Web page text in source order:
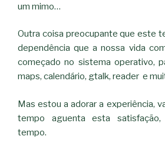
um mimo…
Outra coisa preocupante que este
dependência que a nossa vida
começado no sistema operativo,
maps, calendário, gtalk, reader e
Mas estou a adorar a experiência,
tempo aguenta esta
tempo.